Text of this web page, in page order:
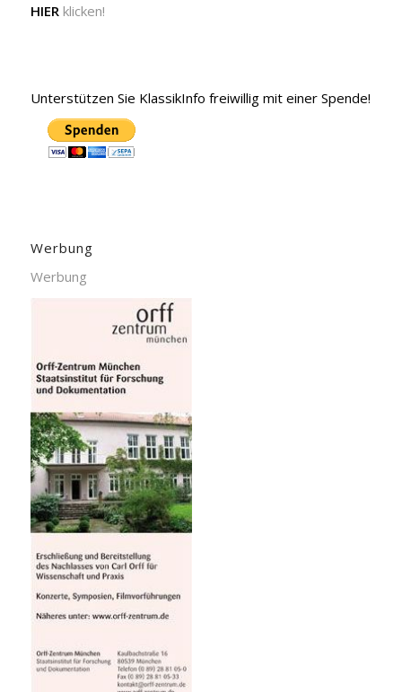
HIER klicken!
Unterstützen Sie KlassikInfo freiwillig mit einer Spende!
Werbung
Werbung